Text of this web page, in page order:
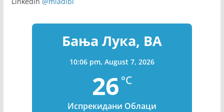
Бања Лука, BA
10:06 pm, August 7, 2026
26 °C
Испрекидани Облаци